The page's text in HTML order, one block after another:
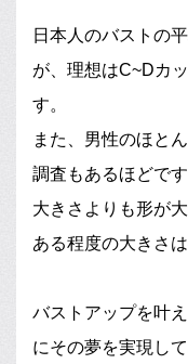
日本人のバストの
が、理想はC~Dカ
す。
また、男性のほと
調査もあるほどです
大きさよりも形が
ある程度の大きさ
バストアップを叶
にその夢を実現し